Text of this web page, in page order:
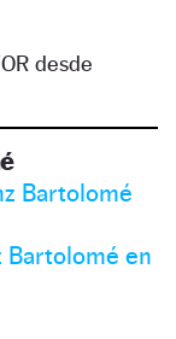
desde
Bartolomé
Bartolomé en